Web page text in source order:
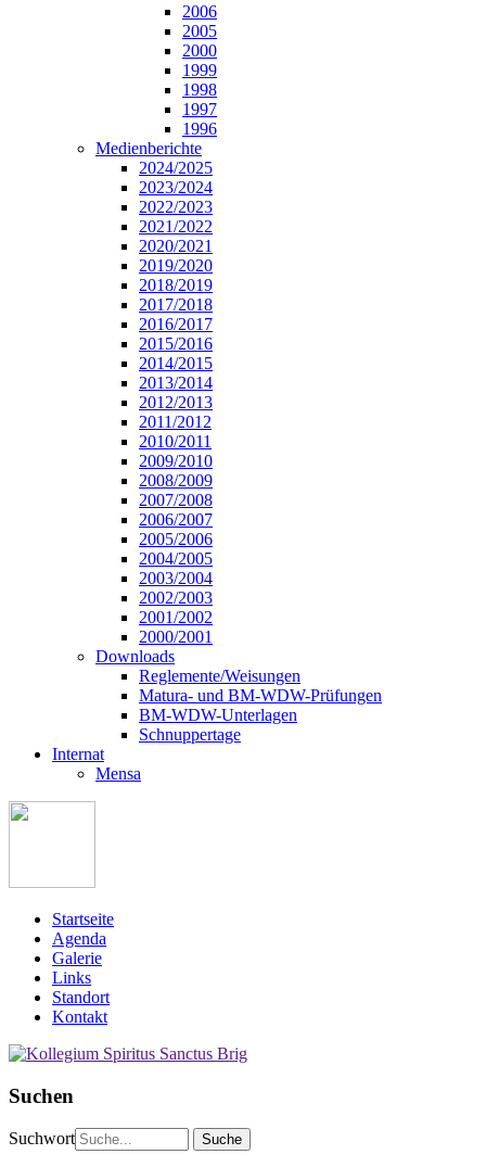
2006
2005
2000
1999
1998
1997
1996
Medienberichte
2024/2025
2023/2024
2022/2023
2021/2022
2020/2021
2019/2020
2018/2019
2017/2018
2016/2017
2015/2016
2014/2015
2013/2014
2012/2013
2011/2012
2010/2011
2009/2010
2008/2009
2007/2008
2006/2007
2005/2006
2004/2005
2003/2004
2002/2003
2001/2002
2000/2001
Downloads
Reglemente/Weisungen
Matura- und BM-WDW-Prüfungen
BM-WDW-Unterlagen
Schnuppertage
Internat
Mensa
Startseite
Agenda
Galerie
Links
Standort
Kontakt
Suchen
Suchwort